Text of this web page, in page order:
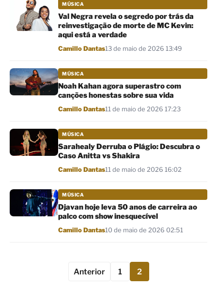
MÚSICA
Val Negra revela o segredo por trás da
reinvestigação de morte de MC Kevin:
aqui está a verdade
Por
Camillo Dantas13 de maio de 2026 13:49
MÚSICA
Noah Kahan agora superastro com
canções honestas sobre sua vida
Por
Camillo Dantas11 de maio de 2026 17:23
MÚSICA
Sarahealy Derruba o Plágio: Descubra o
Caso Anitta vs Shakira
Por
Camillo Dantas11 de maio de 2026 16:02
MÚSICA
Djavan hoje leva 50 anos de carreira ao
palco com show inesquecível
Por
Camillo Dantas10 de maio de 2026 02:51
Anterior 1 2